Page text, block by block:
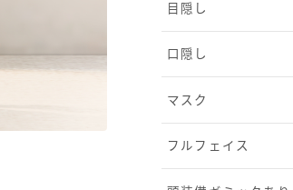
目隠し
口隠し
マスク
フルフェイス